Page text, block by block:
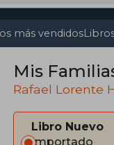
más vendidos
Mis
Rafael Lorente
Libro Nuevo
Importado